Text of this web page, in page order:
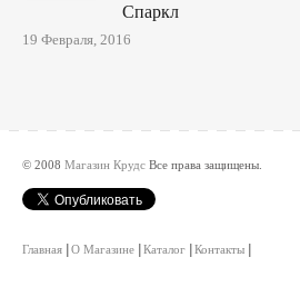
Спаркл
19 Февраля, 2016
© 2008 Магазин Крудс Все права защищены.
Главная О Магазине Каталог Контакты